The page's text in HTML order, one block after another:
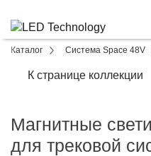
Каталог Система Space 48V
К странице коллекции
Магнитные
для трековой